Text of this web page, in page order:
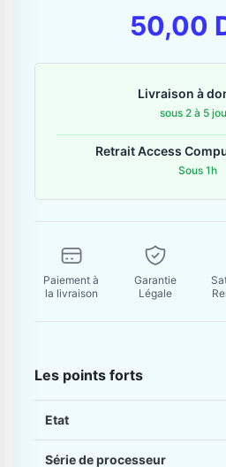
Envoyer un message
50,00
Livraison à
sous 2 à 5
Retrait Access
Sous 1h
Paiement à
la livraison
Garantie
Légale
Les points forts
Etat
Série de processeur